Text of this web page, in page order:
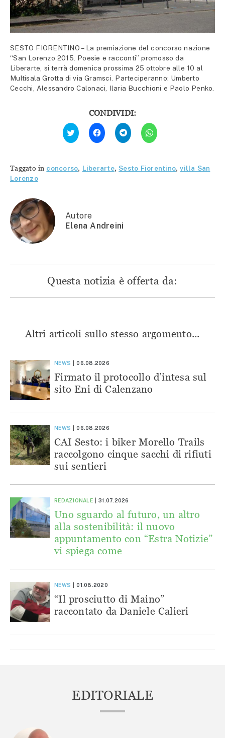
SESTO FIORENTINO – La premiazione del concorso nazione
“San Lorenzo 2015. Poesie e racconti” promosso da
Liberarte, si terrà domenica prossima 25 ottobre alle 10 al
Multisala Grotta di via Gramsci. Parteciperanno: Umberto
Cecchi, Alessandro Calonaci, Ilaria Bucchioni e Paolo Penko.
CONDIVIDI:
Fai
clic
qui
Twitter
(Si
Fai
clic
per
condividere
(Si
apre
Fai
clic
per
condividere
(Si
apre
Fai
clic
per
(Si
apre
Taggato in concorso, Liberarte,Sesto Fiorentino,villa San
Lorenzo
Autore
Elena Andreini
Questa notizia è offerta da:
Altri articoli sullo stesso argomento...
NEWS 06.08.2026
Firmato il protocollo d’intesa sul
sito Eni di Calenzano
NEWS 06.08.2026
CAI Sesto: i biker Morello Trails
raccolgono cinque sacchi di rifiuti
sui sentieri
REDAZIONALE 31.07.2026
Uno sguardo al futuro, un altro
alla sostenibilità: il nuovo
appuntamento con “Estra Notizie”
vi spiega come
NEWS 01.08.2020
“Il prosciutto di Maino”
raccontato da Daniele Calieri
EDITORIALE